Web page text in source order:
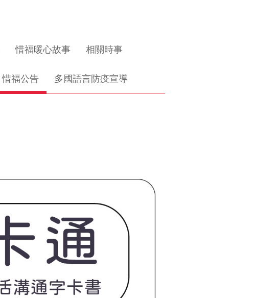
惜福暖心故事 相關時事
惜福公告 多國語言防疫宣導